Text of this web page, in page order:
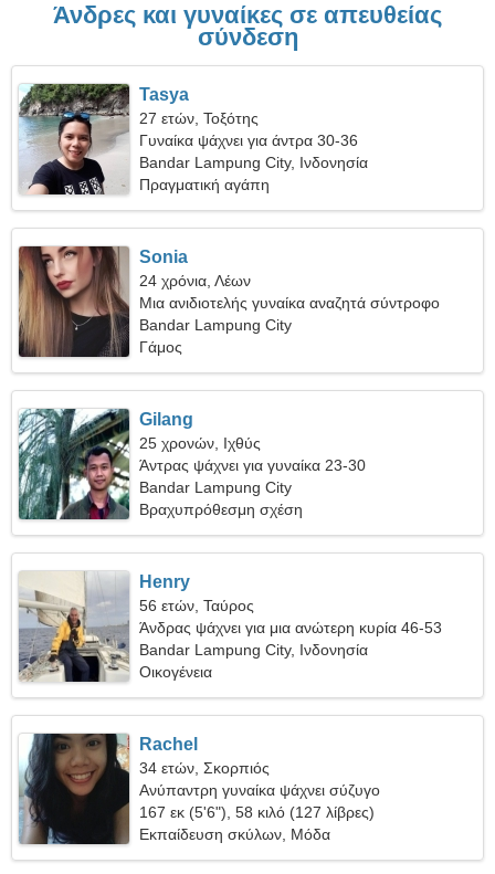
Άνδρες και γυναίκες σε απευθείας
σύνδεση
Tasya
27 ετών, Τοξότης
Γυναίκα ψάχνει για άντρα 30-36
Bandar Lampung City, Ινδονησία
Πραγματική αγάπη
Sonia
24 χρόνια, Λέων
Μια ανιδιοτελής γυναίκα αναζητά σύντροφο
Bandar Lampung City
Γάμος
Gilang
25 χρονών, Ιχθύς
Άντρας ψάχνει για γυναίκα 23-30
Bandar Lampung City
Βραχυπρόθεσμη σχέση
Henry
56 ετών, Ταύρος
Άνδρας ψάχνει για μια ανώτερη κυρία 46-53
Bandar Lampung City, Ινδονησία
Οικογένεια
Rachel
34 ετών, Σκορπιός
Ανύπαντρη γυναίκα ψάχνει σύζυγο
167 εκ (5'6"), 58 κιλό (127 λίβρες)
Εκπαίδευση σκύλων, Μόδα